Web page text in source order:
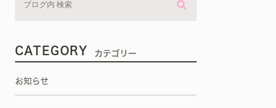
CATEGORY カテゴリー
お知らせ